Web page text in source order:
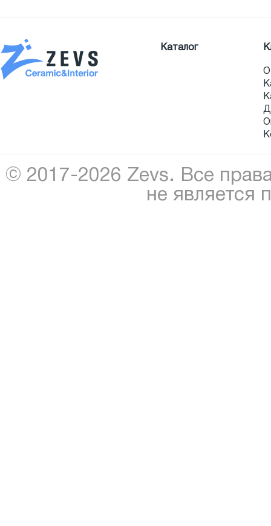
Каталог
О
© 2017-2026 Zevs. Все
не является